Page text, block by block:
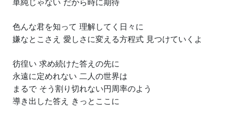
単純じゃない だから時に期待
色んな君を知って 理解してく日々に
嫌なとこさえ 愛しさに変える方程式 見つけていくよ
彷徨い 求め続けた答えの先に
永遠に定めれない 二人の世界は
まるで そう割り切れない円周率のよう
導き出した答え きっとここに